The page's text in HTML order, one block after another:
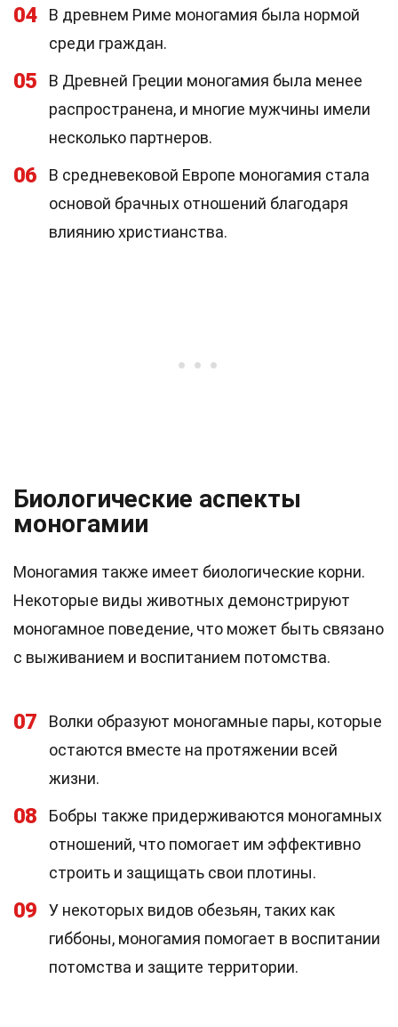
04
В древнем Риме моногамия была нормой
среди граждан.
05
В Древней Греции моногамия была менее
распространена, и многие мужчины имели
несколько партнеров.
06
В средневековой Европе моногамия стала
основой брачных отношений благодаря
влиянию христианства.
Биологические аспекты
моногамии
Моногамия также имеет биологические корни.
Некоторые виды животных демонстрируют
моногамное поведение, что может быть связано
с выживанием и воспитанием потомства.
07
Волки образуют моногамные пары, которые
остаются вместе на протяжении всей
жизни.
08
Бобры также придерживаются моногамных
отношений, что помогает им эффективно
строить и защищать свои плотины.
09
У некоторых видов обезьян, таких как
гиббоны, моногамия помогает в воспитании
потомства и защите территории.